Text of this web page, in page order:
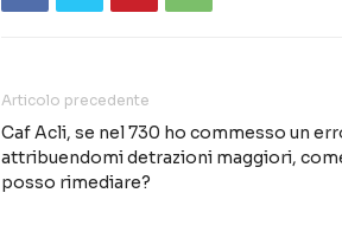
Articolo precedente
Caf Acli, se nel 730 ho commesso un
attribuendomi detrazioni maggiori,
posso rimediare?